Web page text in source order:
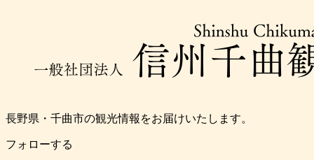
長野県・千曲市の観光情報をお届けいたします。
フォローする